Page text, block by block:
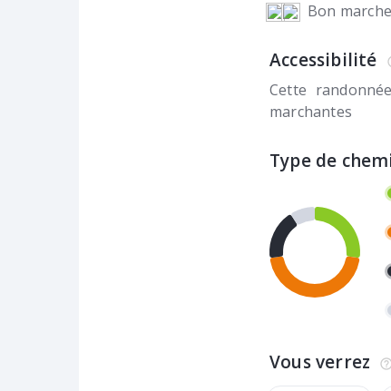
Bon
Accessibilité
Cette
marchantes
Type de
Vous verrez